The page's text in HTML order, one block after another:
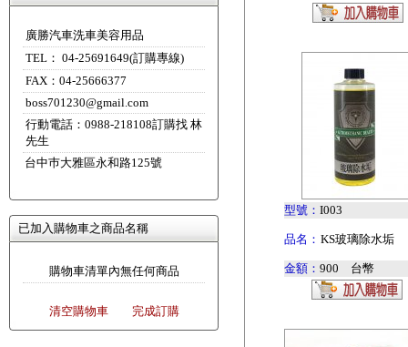
廣勝汽車洗車美容用品
TEL： 04-25691649(訂購專線)
FAX：04-25666377
boss701230@gmail.com
行動電話：0988-218108訂購找 林
先生
台中巿大雅區永和路125號
已加入購物車之商品名稱
購物車清單內無任何商品
清空購物車 完成訂購
型號： I003
品名： KS玻璃除水垢
金額： 900 台幣